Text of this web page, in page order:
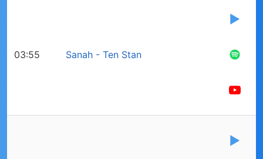
03:55 Sanah - Ten Stan